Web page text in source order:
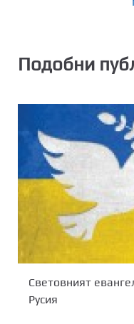
Подобни
Световният
Русия